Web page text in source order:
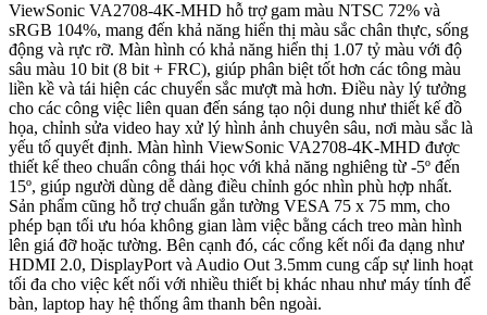
ViewSonic VA2708-4K-MHD hỗ trợ gam màu NTSC 72% và
sRGB 104%, mang đến khả năng hiển thị màu sắc chân thực, sống
động và rực rỡ. Màn hình có khả năng hiển thị 1.07 tỷ màu với độ
sâu màu 10 bit (8 bit + FRC), giúp phân biệt tốt hơn các tông màu
liền kề và tái hiện các chuyển sắc mượt mà hơn. Điều này lý tưởng
cho các công việc liên quan đến sáng tạo nội dung như thiết kế đồ
họa, chỉnh sửa video hay xử lý hình ảnh chuyên sâu, nơi màu sắc là
yếu tố quyết định. Màn hình ViewSonic VA2708-4K-MHD được
thiết kế theo chuẩn công thái học với khả năng nghiêng từ -5º đến
15º, giúp người dùng dễ dàng điều chỉnh góc nhìn phù hợp nhất.
Sản phẩm cũng hỗ trợ chuẩn gắn tường VESA 75 x 75 mm, cho
phép bạn tối ưu hóa không gian làm việc bằng cách treo màn hình
lên giá đỡ hoặc tường. Bên cạnh đó, các cổng kết nối đa dạng như
HDMI 2.0, DisplayPort và Audio Out 3.5mm cung cấp sự linh hoạt
tối đa cho việc kết nối với nhiều thiết bị khác nhau như máy tính để
bàn, laptop hay hệ thống âm thanh bên ngoài.